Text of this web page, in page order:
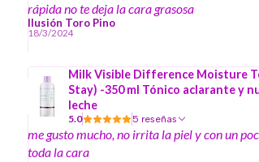
rápida no te deja la cara grasosa
Ilusión Toro Pino
18/3/2024
Milk Visible Difference Moisture
Stay) -350 ml Tónico aclarante y
leche
5.0 5 reseñas
me gusto mucho, no irrita la piel y con un
toda la cara